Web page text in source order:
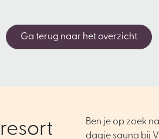
Ga terug naar het overzicht
Ben je op zoek
dagje sauna bij